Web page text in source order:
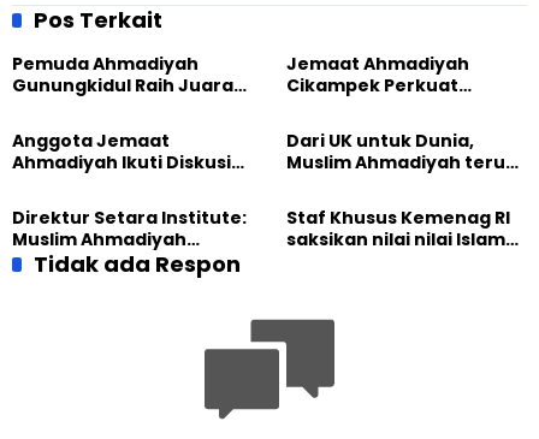
Natal di Gereja GPIB
Baru, Pemkab Sintang Beri
Pos Terkait
Pemuda Ahmadiyah
Gunungkidul Raih Juara
Jemaat Ahmadiyah
Cikampek Perkuat
Lewat Pengajian
Gabungan
Anggota Jemaat
Ahmadiyah Ikuti Diskusi
Dari UK untuk Dunia,
Muslim Ahmadiyah terus
Kemanusiaan Global
Direktur Setara Institute:
Muslim Ahmadiyah
membangun Perdamaian
Dunia dari “Infrastruktur
Staf Khusus Kemenag RI
saksikan nilai nilai Islam
Tidak ada Respon